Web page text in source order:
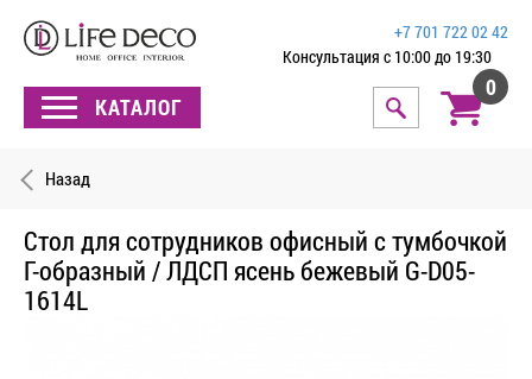
КАТАЛОГ
+7 701 722 02 42
Консультация с 10:00 до 19:30
0
Назад
Стол для сотрудников офисный с тумбочкой
Г-образный / ЛДСП ясень бежевый G-D05-
1614L